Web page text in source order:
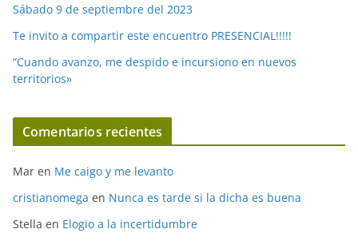
Sábado 9 de septiembre del 2023
Te invito a compartir este encuentro PRESENCIAL!!!!!
“Cuando avanzo, me despido e incursiono en nuevos
territorios»
Comentarios recientes
Mar en Me caigo y me levanto
cristianomega en Nunca es tarde si la dicha es buena
Stella en Elogio a la incertidumbre